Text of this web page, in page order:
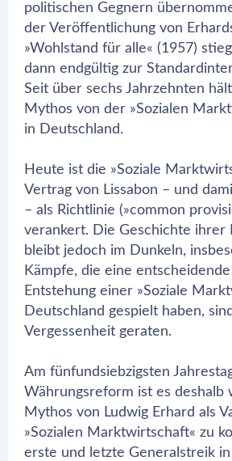
politischen Gegnern
der Veröffentlichung von
»Wohlstand für alle« (1957)
dann endgültig zur
Seit über sechs Jahrzehnten
Mythos von der »Sozialen
in Deutschland.
Heute ist die »Soziale
Vertrag von Lissabon – und
– als Richtlinie (»common
verankert. Die Geschichte ihrer
bleibt jedoch im Dunkeln,
Kämpfe, die eine
Entstehung einer »Soziale
Deutschland gespielt haben,
Vergessenheit geraten.
Am fünfundsiebzigsten
Währungsreform ist es deshalb
Mythos von Ludwig Erhard als
»Sozialen Marktwirtschaft« zu
erste und letzte Generalstreik